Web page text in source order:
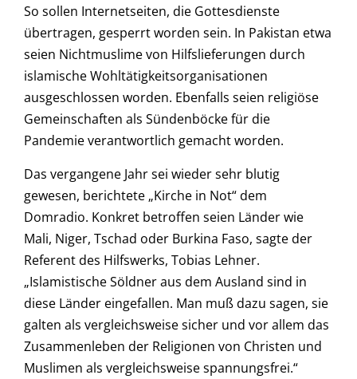
So sollen Internetseiten, die Gottesdienste
übertragen, gesperrt worden sein. In Pakistan etwa
seien Nichtmuslime von Hilfslieferungen durch
islamische Wohltätigkeitsorganisationen
ausgeschlossen worden. Ebenfalls seien religiöse
Gemeinschaften als Sündenböcke für die
Pandemie verantwortlich gemacht worden.
Das vergangene Jahr sei wieder sehr blutig
gewesen, berichtete „Kirche in Not“ dem
Domradio. Konkret betroffen seien Länder wie
Mali, Niger, Tschad oder Burkina Faso, sagte der
Referent des Hilfswerks, Tobias Lehner.
„Islamistische Söldner aus dem Ausland sind in
diese Länder eingefallen. Man muß dazu sagen, sie
galten als vergleichsweise sicher und vor allem das
Zusammenleben der Religionen von Christen und
Muslimen als vergleichsweise spannungsfrei.“